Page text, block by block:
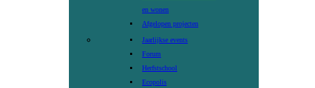
en wonen
Afgelopen projecten
Jaarlijkse events
Forum
Herfstschool
Ecopolis